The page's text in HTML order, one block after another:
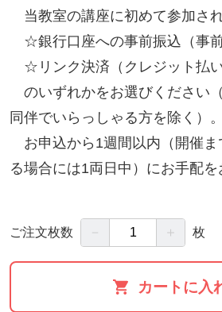
当教室の講座に初めて参加さ
☆銀行口座への事前振込（事前
☆リンク決済（クレジット払い
のいずれかをお選びください
同伴でいらっしゃる方を除く）。
お申込から1週間以内（開催ま
る場合には1両日中）にお手配を
リピーターさまは、現地払い（
め、どのお支払い方法もお選び
やむを得ない理由で欠席される
ご注文枚数 － ＋ 枚
カートに入